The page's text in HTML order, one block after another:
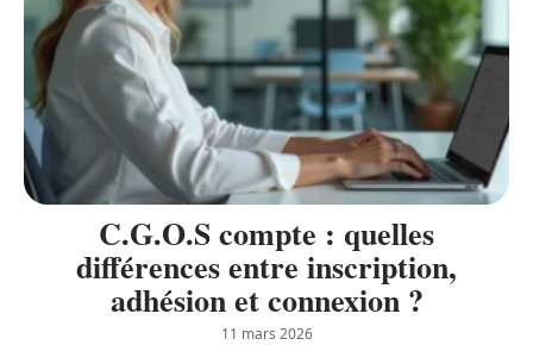
C.G.O.S compte : quelles
différences entre inscription,
adhésion et connexion ?
11 mars 2026